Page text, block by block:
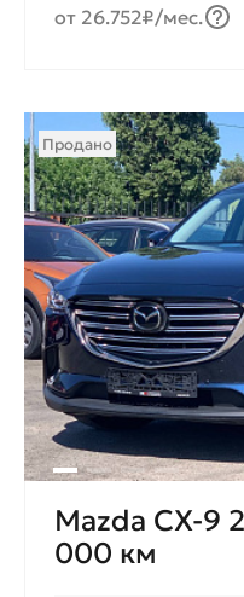
от 26.752₽/мес.
Продано
Mazda CX-9
000 км